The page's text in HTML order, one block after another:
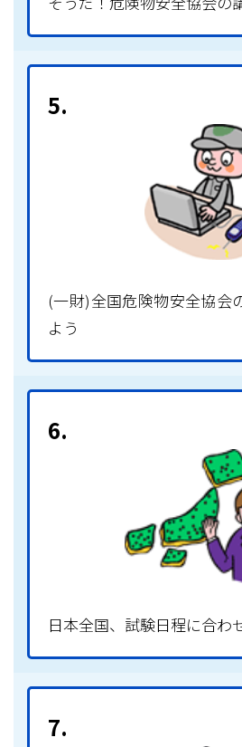
5.
(一財)全国危険物安全協会
よう
6.
日本全国、試験日程に合わ
7.